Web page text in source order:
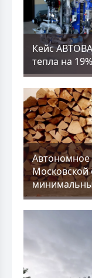
Кейс
тепла на
Aвтономное
Московской